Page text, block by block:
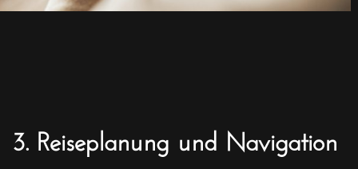
3. Reiseplanung und Navigation